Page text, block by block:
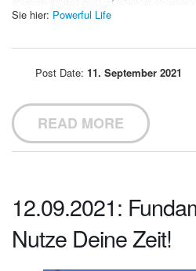
Sie hier: Powerful Life
Post Date: 11. September 2021
READ MORE
12.09.2021:
Nutze Deine Zeit!